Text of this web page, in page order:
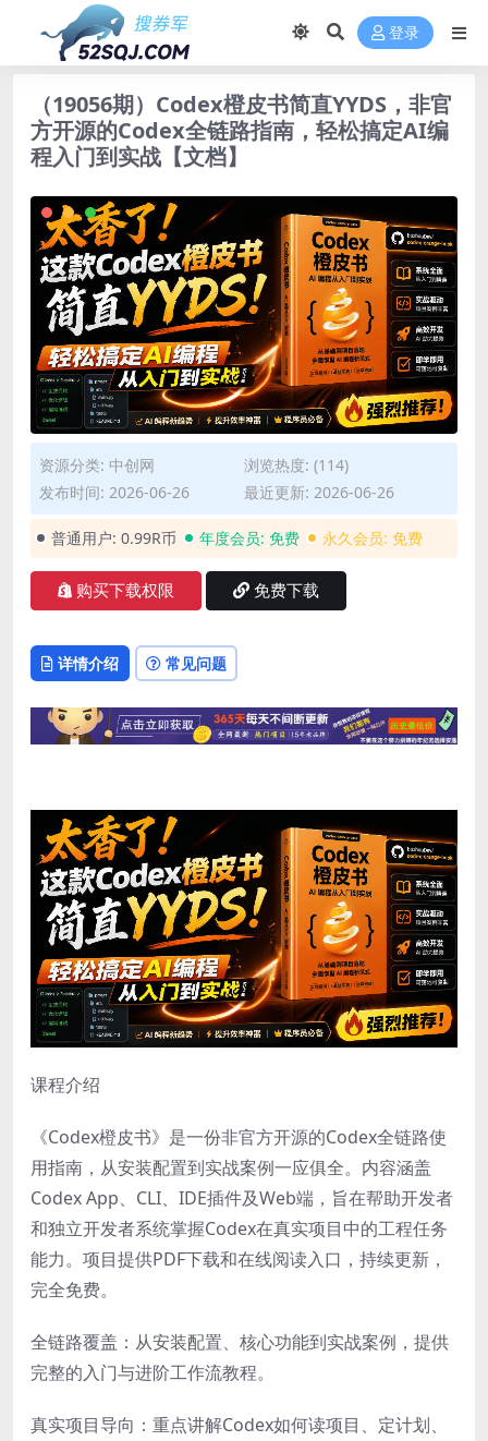
登录
（19056期）Codex橙皮书简直YYDS，非官
方开源的Codex全链路指南，轻松搞定AI编
程入门到实战【文档】
资源分类: 中创网
浏览热度: (114)
发布时间: 2026-06-26
最近更新: 2026-06-26
普通用户: 0.99R币 年度会员: 免费 永久会员: 免费
购买下载权限 免费下载
详情介绍 常见问题
课程介绍
《Codex橙皮书》是一份非官方开源的Codex全链路使
用指南，从安装配置到实战案例一应俱全。内容涵盖
Codex App、CLI、IDE插件及Web端，旨在帮助开发者
和独立开发者系统掌握Codex在真实项目中的工程任务
能力。项目提供PDF下载和在线阅读入口，持续更新，
完全免费。
全链路覆盖：从安装配置、核心功能到实战案例，提供
完整的入门与进阶工作流教程。
真实项目导向：重点讲解Codex如何读项目、定计划、